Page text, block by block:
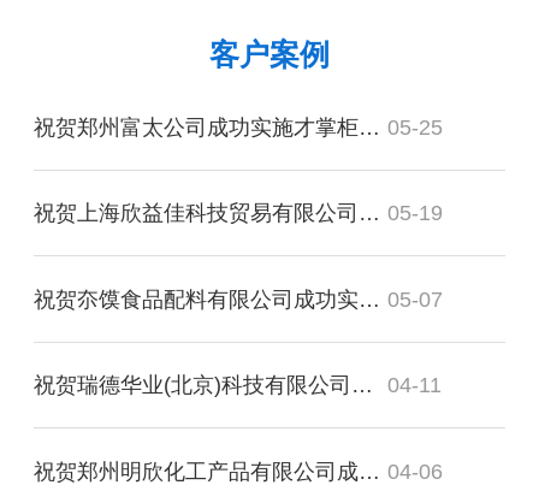
客户案例
祝贺郑州富太公司成功实施才掌柜仓库管理软件！ 05-25
祝贺上海欣益佳科技贸易有限公司成功实施才掌柜仓库管理软件！ 05-19
祝贺夵馍食品配料有限公司成功实施才掌柜进销存管理软件！ 05-07
祝贺瑞德华业(北京)科技有限公司成功实施才掌柜库存管理软件！ 04-11
祝贺郑州明欣化工产品有限公司成功实施才掌柜进销存管理软件！ 04-06